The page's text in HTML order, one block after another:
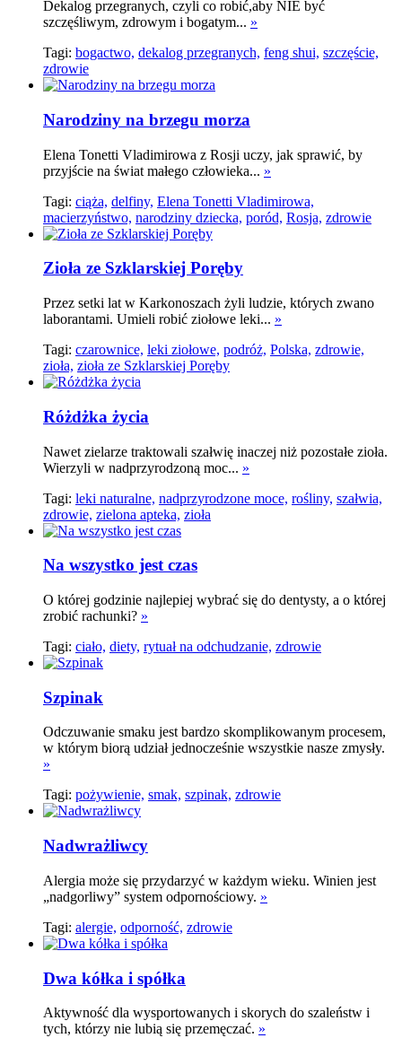
Dekalog przegranych, czyli co robić,aby NIE być
szczęśliwym, zdrowym i bogatym... »
Tagi: bogactwo, dekalog przegranych, feng shui, szczęście,
zdrowie
Narodziny na brzegu morza
Elena Tonetti Vladimirowa z Rosji uczy, jak sprawić, by
przyjście na świat małego człowieka... »
Tagi: ciąża, delfiny, Elena Tonetti Vladimirowa,
macierzyństwo, narodziny dziecka, poród, Rosja, zdrowie
Zioła ze Szklarskiej Poręby
Przez setki lat w Karkonoszach żyli ludzie, których zwano
laborantami. Umieli robić ziołowe leki... »
Tagi: czarownice, leki ziołowe, podróż, Polska, zdrowie,
zioła, zioła ze Szklarskiej Poręby
Różdżka życia
Nawet zielarze traktowali szałwię inaczej niż pozostałe zioła.
Wierzyli w nadprzyrodzoną moc... »
Tagi: leki naturalne, nadprzyrodzone moce, rośliny, szałwia,
zdrowie, zielona apteka, zioła
Na wszystko jest czas
O której godzinie najlepiej wybrać się do dentysty, a o której
zrobić rachunki? »
Tagi: ciało, diety, rytuał na odchudzanie, zdrowie
Szpinak
Odczuwanie smaku jest bardzo skomplikowanym procesem,
w którym biorą udział jednocześnie wszystkie nasze zmysły.
»
Tagi: pożywienie, smak, szpinak, zdrowie
Nadwrażliwcy
Alergia może się przydarzyć w każdym wieku. Winien jest
„nadgorliwy” system odpornościowy. »
Tagi: alergie, odporność, zdrowie
Dwa kółka i spółka
Aktywność dla wysportowanych i skorych do szaleństw i
tych, którzy nie lubią się przemęczać. »